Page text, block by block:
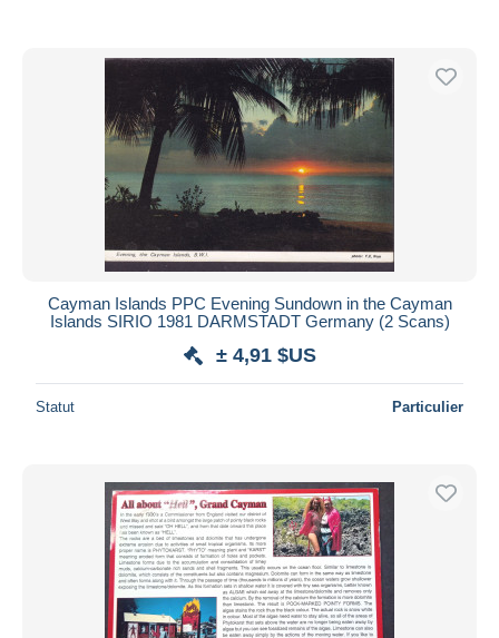
Cayman Islands PPC Evening Sundown in the Cayman
Islands SIRIO 1981 DARMSTADT Germany (2 Scans)
± 4,91 $US
Statut Particulier